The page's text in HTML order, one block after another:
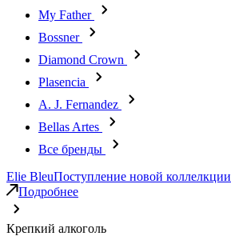
My Father
Bossner
Diamond Crown
Plasencia
A. J. Fernandez
Bellas Artes
Все бренды
Elie BleuПоступление новой коллелкции
Подробнее
Крепкий алкоголь